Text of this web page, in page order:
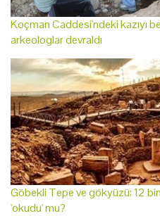
Koçman Caddesi'ndeki kazıyı
arkeologlar devraldı
Göbekli Tepe ve gökyüzü: 12 bin
'okudu' mu?